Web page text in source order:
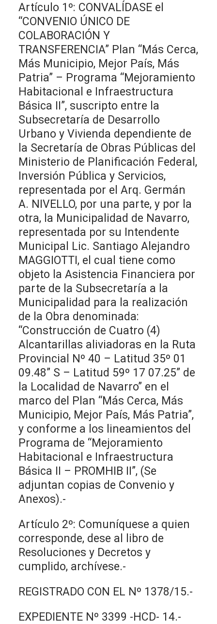
Artículo 1º: CONVALÍDASE el
“CONVENIO ÚNICO DE
COLABORACIÓN Y
TRANSFERENCIA” Plan “Más Cerca,
Más Municipio, Mejor País, Más
Patria” – Programa “Mejoramiento
Habitacional e Infraestructura
Básica II”, suscripto entre la
Subsecretaría de Desarrollo
Urbano y Vivienda dependiente de
la Secretaría de Obras Públicas del
Ministerio de Planificación Federal,
Inversión Pública y Servicios,
representada por el Arq. Germán
A. NIVELLO, por una parte, y por la
otra, la Municipalidad de Navarro,
representada por su Intendente
Municipal Lic. Santiago Alejandro
MAGGIOTTI, el cual tiene como
objeto la Asistencia Financiera por
parte de la Subsecretaría a la
Municipalidad para la realización
de la Obra denominada:
“Construcción de Cuatro (4)
Alcantarillas aliviadoras en la Ruta
Provincial Nº 40 – Latitud 35º 01
09.48” S – Latitud 59º 17 07.25” de
la Localidad de Navarro” en el
marco del Plan “Más Cerca, Más
Municipio, Mejor País, Más Patria”,
y conforme a los lineamientos del
Programa de “Mejoramiento
Habitacional e Infraestructura
Básica II – PROMHIB II”, (Se
adjuntan copias de Convenio y
Anexos).-
Artículo 2º: Comuníquese a quien
corresponde, dese al libro de
Resoluciones y Decretos y
cumplido, archívese.-
REGISTRADO CON EL Nº 1378/15.-
EXPEDIENTE Nº 3399 -HCD- 14.-